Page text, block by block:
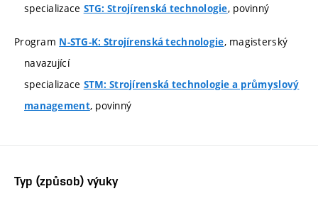
specializace STG: Strojírenská technologie, povinný
Program N-STG-K: Strojírenská technologie, magisterský
navazující
specializace STM: Strojírenská technologie a průmyslový
management, povinný
Typ (způsob) výuky